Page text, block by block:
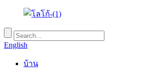
English
บ้าน